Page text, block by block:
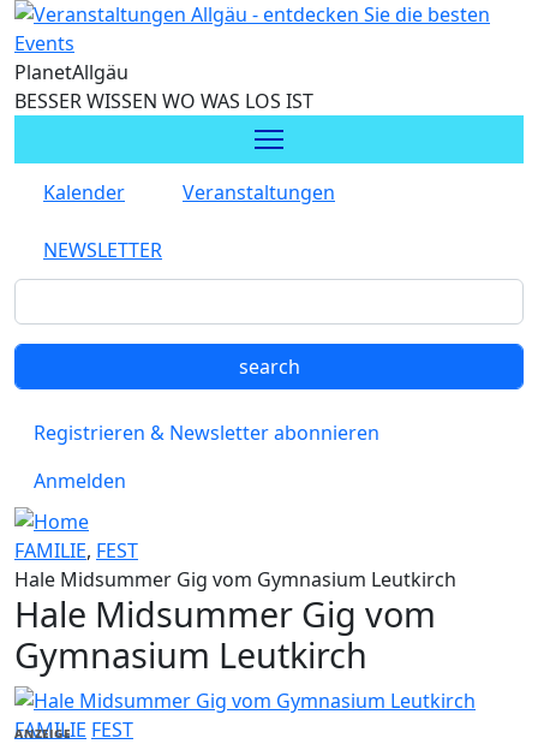
Direkt zum Inhalt
PlanetAllgäu
BESSER WISSEN WO WAS LOS IST
Kalender Veranstaltungen
NEWSLETTER
Registrieren & Newsletter abonnieren
Anmelden
FAMILIE, FEST
Hale Midsummer Gig vom Gymnasium Leutkirch
Hale Midsummer Gig vom
Gymnasium Leutkirch
FAMILIE FEST
ANZEIGE